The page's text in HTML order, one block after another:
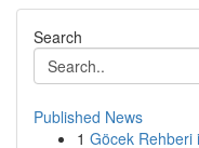
Search
Published News
1 Göcek Rehberi